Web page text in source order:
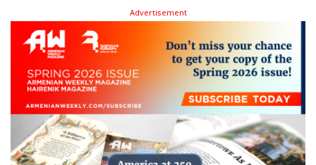
Advertisement